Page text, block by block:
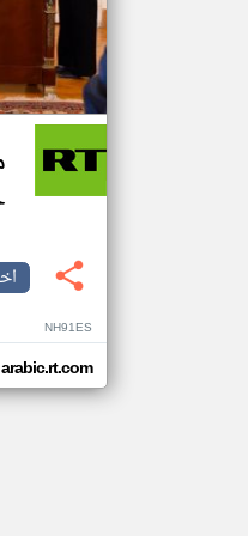
NH91ES
arabic.rt.com